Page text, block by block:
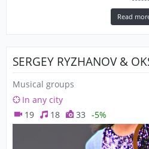
Read
SERGEY RYZHANOV &
Musical groups
In any city
19
18 33 -5%